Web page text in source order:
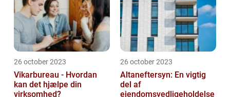
26 october 2023
Vikarbureau - Hvordan
kan det hjælpe din
virksomhed?
26 october 2023
Altaneftersyn: En vigtig
del af
ejendomsvedligeholdelse